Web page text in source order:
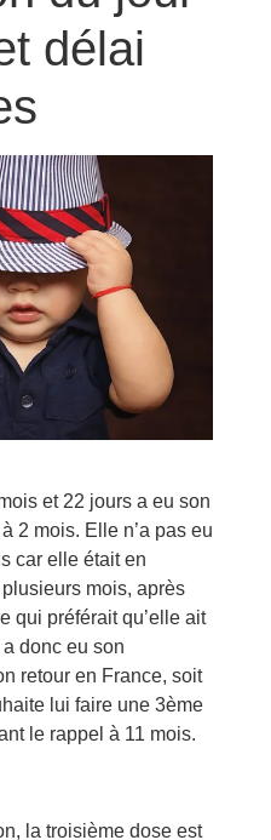
délai
et 22 jours a eu son
2 mois. Elle n’a pas eu
car elle était en
mois, après
qui préférait qu’elle ait
donc eu son
retour en France, soit
lui faire une 3ème
le rappel à 11 mois.
la troisième dose est